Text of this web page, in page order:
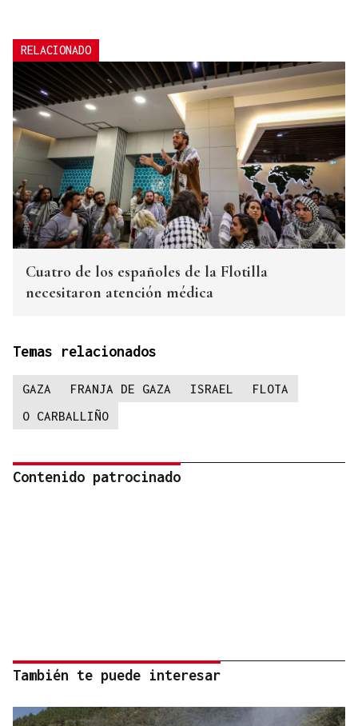
RELACIONADO
Cuatro de los españoles de la Flotilla
necesitaron atención médica
Temas relacionados
GAZA FRANJA DE GAZA ISRAEL
FLOTA
O CARBALLIÑO
Contenido patrocinado
También te puede interesar